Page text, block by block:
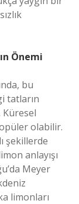
Önemi
bu
tatların
Küresel
olabilir.
şekillerde
anlayışı
Meyer
limonları